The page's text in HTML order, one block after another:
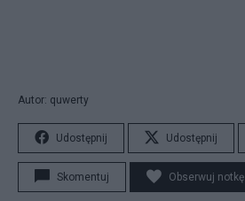
Autor: quwerty
Udostępnij Udostępnij
Skomentuj Obserwuj notkę